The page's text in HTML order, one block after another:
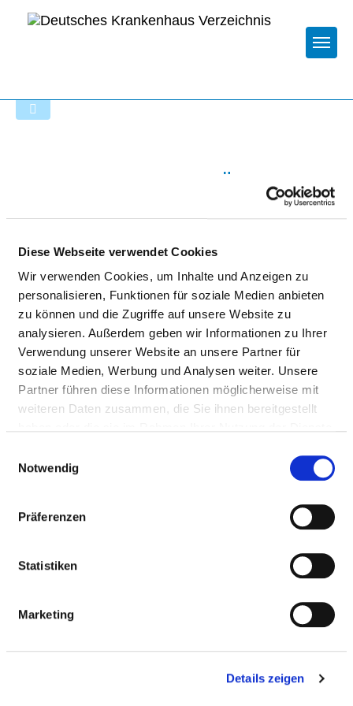
Diese Webseite verwendet Cookies
Wir verwenden Cookies, um Inhalte und Anzeigen zu
personalisieren, Funktionen für soziale Medien anbieten
zu können und die Zugriffe auf unsere Website zu
analysieren. Außerdem geben wir Informationen zu Ihrer
Verwendung unserer Website an unsere Partner für
soziale Medien, Werbung und Analysen weiter. Unsere
Partner führen diese Informationen möglicherweise mit
weiteren Daten zusammen, die Sie ihnen bereitgestellt
Notwendig
Präferenzen
Statistiken
Marketing
Details zeigen
KRANKENHAUS MÄRKISCH
Passend dazu:
Medizinische Leistungen
Medizinisch-pflegerische Leistungen
SERVICE & AUSSTATTUNG
BETTEN
Ein-Bett-Zimmer
Ein-Bett-Zimmer mit eigener Nasszelle